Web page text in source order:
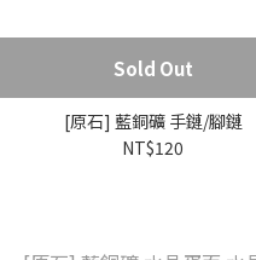
Sold Out
[原石] 藍銅礦 手鏈/腳鏈
NT$120